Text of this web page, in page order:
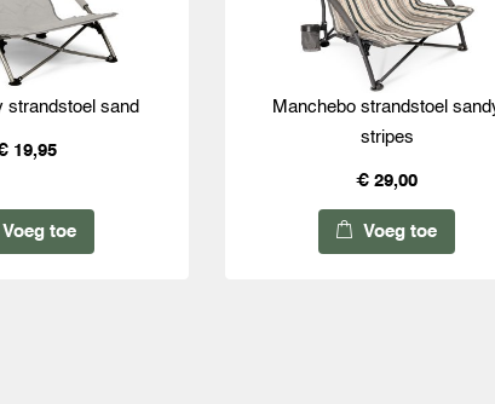
strandstoel sand
19,95
Voeg toe
Manchebo strandstoel
stripes
€ 29,00
Voeg toe